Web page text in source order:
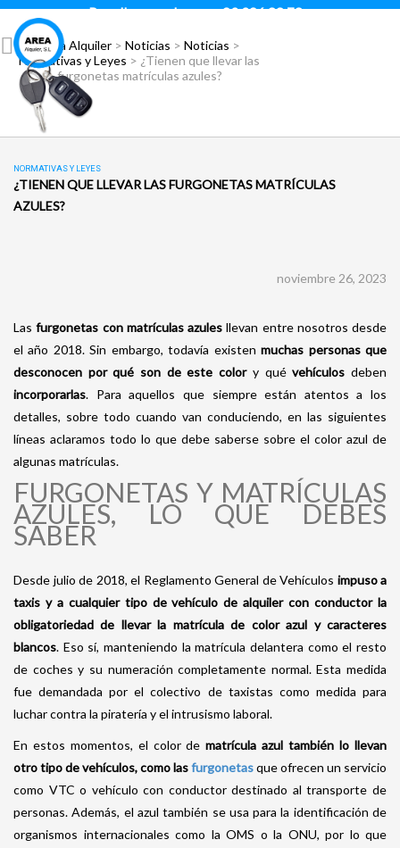
Para llamar pulsar: 93 296 88 78
Área Alquiler> Noticias > Noticias >
Normativas y Leyes > ¿Tienen que llevar las
furgonetas matrículas azules?
NORMATIVAS Y LEYES
¿TIENEN QUE LLEVAR LAS FURGONETAS MATRÍCULAS
AZULES?
noviembre 26, 2023
Lasfurgonetas con matrículas azulesllevan entre nosotros desde
el año 2018. Sin embargo, todavía existenmuchas personas que
desconocen por qué son de este color y quévehículosdeben
incorporarlas. Para aquellos que siempre están atentos a los
detalles, sobre todo cuando van conduciendo, en las siguientes
líneas aclaramos todo lo que debe saberse sobre el color azul de
algunas matrículas.
FURGONETAS Y MATRÍCULAS
AZULES, LO QUE DEBES
SABER
Desde julio de 2018, el Reglamento General de Vehículos impuso a
taxis y a cualquier tipo de vehículo de alquiler con conductor la
obligatoriedad de llevar la matrícula de color azul y caracteres
blancos. Eso sí, manteniendo la matrícula delantera como el resto
de coches y su numeración completamente normal. Esta medida
fue demandada por el colectivo de taxistas como medida para
luchar contra la piratería y el intrusismo laboral.
En estos momentos, el color dematrícula azul también lo llevan
otro tipo de vehículos, como lasfurgonetasque ofrecen un servicio
como VTC o vehículo con conductor destinado al transporte de
personas. Además, el azul también se usa para la identificación de
organismos internacionales como la OMS o la ONU, por lo que